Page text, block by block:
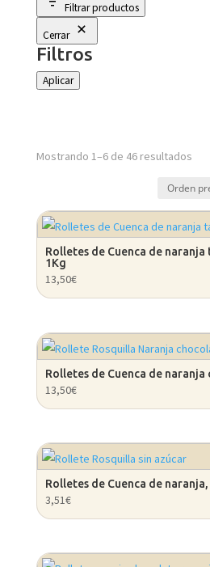
Filtrar productos
Cerrar
Filtros
Aplicar
Mostrando 1–6 de 46 resultados
Rolletes de Cuenca de
1Kg
13,50€
Rolletes de Cuenca de
13,50€
Rolletes de Cuenca de
3,51€